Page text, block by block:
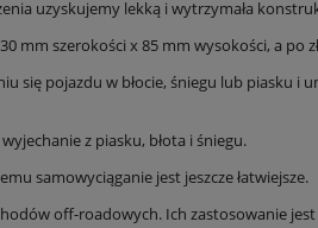
uzyskujemy lekką i wytrzymała
mm szerokości x 85 mm wysokości, a po
się pojazdu w błocie, śniegu lub piasku i
z piasku, błota i śniegu.
samowyciąganie jest jeszcze łatwiejsze.
off-roadowych. Ich zastosowanie